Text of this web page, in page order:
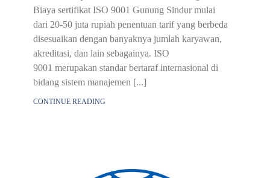
Biaya sertifikat ISO 9001 Gunung Sindur mulai
dari 20-50 juta rupiah penentuan tarif yang berbeda
disesuaikan dengan banyaknya jumlah karyawan,
akreditasi, dan lain sebagainya. ISO
9001 merupakan standar bertaraf internasional di
bidang sistem manajemen [...]
CONTINUE READING